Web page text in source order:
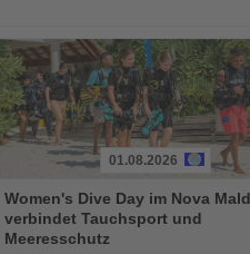
Sie
die
Nachrichten
01.08.2026
Women's Dive Day im Nova
verbindet Tauchsport und
Meeresschutz